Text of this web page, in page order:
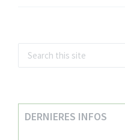
DERNIERES INFOS